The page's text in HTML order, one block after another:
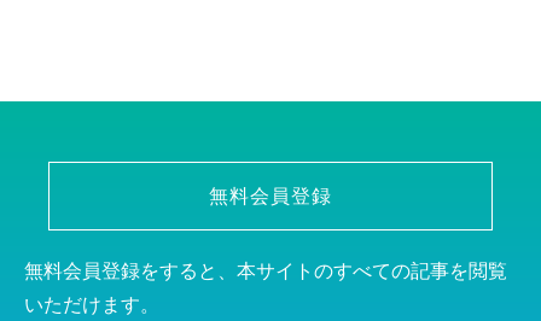
無料会員登録
無料会員登録をすると、本サイトのすべての記事を閲覧
いただけます。